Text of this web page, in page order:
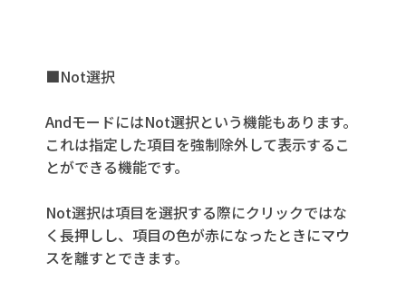
■Not選択
AndモードにはNot選択という機能もあります。
これは指定した項目を強制除外して表示するこ
とができる機能です。
Not選択は項目を選択する際にクリックではな
く長押しし、項目の色が赤になったときにマウ
スを離すとできます。